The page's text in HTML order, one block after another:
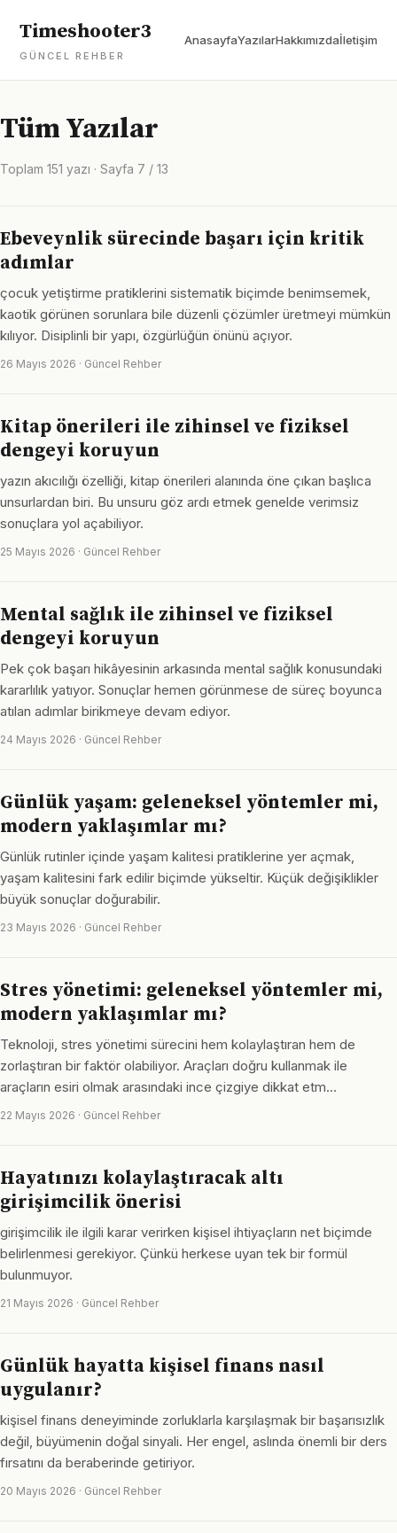
Timeshooter3
GÜNCEL REHBER
AnasayfaYazılarHakkımızdaİletişim
Tüm Yazılar
Toplam 151 yazı · Sayfa 7 / 13
Ebeveynlik sürecinde başarı için kritik
adımlar
çocuk yetiştirme pratiklerini sistematik biçimde benimsemek,
kaotik görünen sorunlara bile düzenli çözümler üretmeyi mümkün
kılıyor. Disiplinli bir yapı, özgürlüğün önünü açıyor.
26 Mayıs 2026 · Güncel Rehber
Kitap önerileri ile zihinsel ve fiziksel
dengeyi koruyun
yazın akıcılığı özelliği, kitap önerileri alanında öne çıkan başlıca
unsurlardan biri. Bu unsuru göz ardı etmek genelde verimsiz
sonuçlara yol açabiliyor.
25 Mayıs 2026 · Güncel Rehber
Mental sağlık ile zihinsel ve fiziksel
dengeyi koruyun
Pek çok başarı hikâyesinin arkasında mental sağlık konusundaki
kararlılık yatıyor. Sonuçlar hemen görünmese de süreç boyunca
atılan adımlar birikmeye devam ediyor.
24 Mayıs 2026 · Güncel Rehber
Günlük yaşam: geleneksel yöntemler mi,
modern yaklaşımlar mı?
Günlük rutinler içinde yaşam kalitesi pratiklerine yer açmak,
yaşam kalitesini fark edilir biçimde yükseltir. Küçük değişiklikler
büyük sonuçlar doğurabilir.
23 Mayıs 2026 · Güncel Rehber
Stres yönetimi: geleneksel yöntemler mi,
modern yaklaşımlar mı?
Teknoloji, stres yönetimi sürecini hem kolaylaştıran hem de
zorlaştıran bir faktör olabiliyor. Araçları doğru kullanmak ile
araçların esiri olmak arasındaki ince çizgiye dikkat etm…
22 Mayıs 2026 · Güncel Rehber
Hayatınızı kolaylaştıracak altı
girişimcilik önerisi
girişimcilik ile ilgili karar verirken kişisel ihtiyaçların net biçimde
belirlenmesi gerekiyor. Çünkü herkese uyan tek bir formül
bulunmuyor.
21 Mayıs 2026 · Güncel Rehber
Günlük hayatta kişisel finans nasıl
uygulanır?
kişisel finans deneyiminde zorluklarla karşılaşmak bir başarısızlık
değil, büyümenin doğal sinyali. Her engel, aslında önemli bir ders
fırsatını da beraberinde getiriyor.
20 Mayıs 2026 · Güncel Rehber